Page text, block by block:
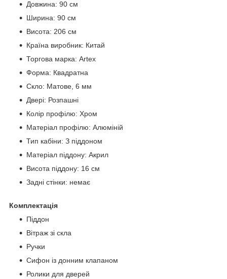
Довжина: 90 см
Ширина: 90 см
Висота: 206 см
Країна виробник: Китай
Торгова марка: Artex
Форма: Квадратна
Скло: Матове, 6 мм
Двері: Розпашні
Колір профілю: Хром
Матеріал профілю: Алюміній
Тип кабіни: З піддоном
Матеріал піддону: Акрил
Висота піддону: 16 см
Задні стінки: немає
Комплектація
Піддон
Вітраж зі скла
Ручки
Сифон із донним клапаном
Ролики для дверей